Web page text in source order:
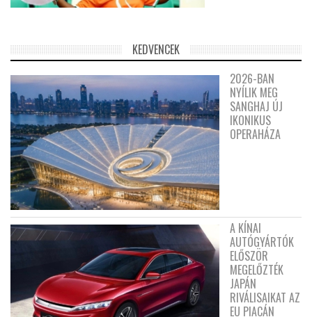
KEDVENCEK
2026-BAN
NYÍLIK MEG
SANGHAJ ÚJ
IKONIKUS
OPERAHÁZA
A KÍNAI
AUTÓGYÁRTÓK
ELŐSZÖR
MEGELŐZTÉK
JAPÁN
RIVÁLISAIKAT AZ
EU PIACÁN